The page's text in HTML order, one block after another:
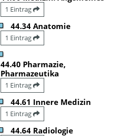
1 Eintrag
44.34 Anatomie
1 Eintrag
44.40 Pharmazie,
Pharmazeutika
1 Eintrag
44.61 Innere Medizin
1 Eintrag
44.64 Radiologie